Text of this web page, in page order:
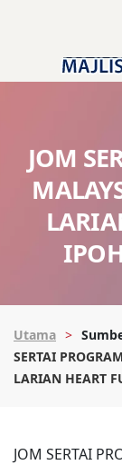
JOM
Utama
SERTAI
LARIAN HEART
JOM SERTAI